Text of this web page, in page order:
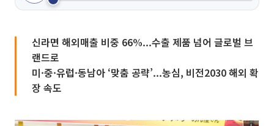
신라면 해외매출 비중 66%...수출 제품 넘어 글로벌 브
랜드로
미·중·유럽·동남아 ‘맞춤 공략’...농심, 비전2030 해외 확
장 속도